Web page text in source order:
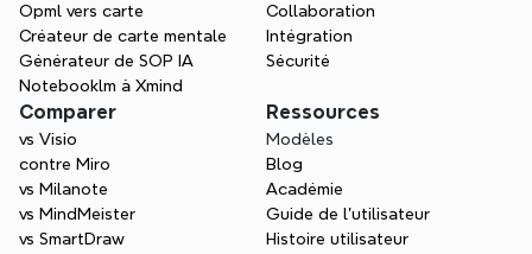
Opml vers carte
Créateur de carte mentale
Générateur de SOP IA
Notebooklm à Xmind
Collaboration
Intégration
Sécurité
Comparer
vs Visio
contre Miro
vs Milanote
vs MindMeister
vs SmartDraw
Ressources
Modèles
Blog
Académie
Guide de l’utilisateur
Histoire utilisateur